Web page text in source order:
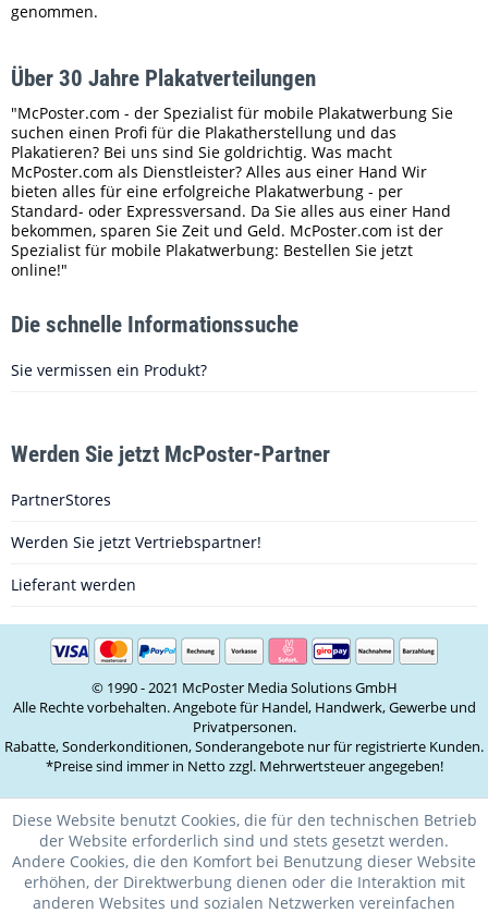
genommen.
Über 30 Jahre Plakatverteilungen
"McPoster.com - der Spezialist für mobile Plakatwerbung Sie
suchen einen Profi für die Plakatherstellung und das
Plakatieren? Bei uns sind Sie goldrichtig. Was macht
McPoster.com als Dienstleister? Alles aus einer Hand Wir
bieten alles für eine erfolgreiche Plakatwerbung - per
Standard- oder Expressversand. Da Sie alles aus einer Hand
bekommen, sparen Sie Zeit und Geld. McPoster.com ist der
Spezialist für mobile Plakatwerbung: Bestellen Sie jetzt
online!"
Die schnelle Informationssuche
Sie vermissen ein Produkt?
Werden Sie jetzt McPoster-Partner
PartnerStores
Werden Sie jetzt Vertriebspartner!
Lieferant werden
© 1990 - 2021 McPoster Media Solutions GmbH
Alle Rechte vorbehalten. Angebote für Handel, Handwerk, Gewerbe und
Privatpersonen.
Rabatte, Sonderkonditionen, Sonderangebote nur für registrierte Kunden.
*Preise sind immer in Netto zzgl. Mehrwertsteuer angegeben!
Diese Website benutzt Cookies, die für den technischen Betrieb
der Website erforderlich sind und stets gesetzt werden.
Andere Cookies, die den Komfort bei Benutzung dieser Website
erhöhen, der Direktwerbung dienen oder die Interaktion mit
anderen Websites und sozialen Netzwerken vereinfachen